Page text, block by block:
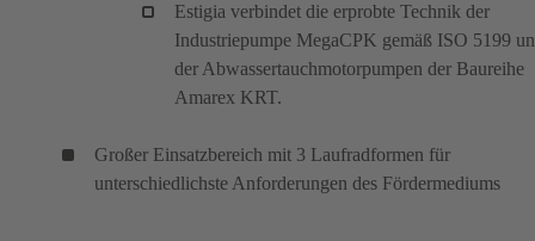
Estigia verbindet die erprobte Technik der
Industriepumpe MegaCPK gemäß ISO 5199
der Abwassertauchmotorpumpen der Baureihe
Amarex KRT.
Großer Einsatzbereich mit 3 Laufradformen für
unterschiedlichste Anforderungen des Fördermediums